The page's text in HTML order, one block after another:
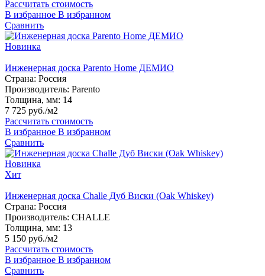
Рассчитать стоимость
В избранное В избранном
Сравнить
Новинка
Инженерная доска Parento Home ДЕМИО
Страна: Россия
Производитель: Parento
Толщина, мм: 14
7 725 руб./м2
Рассчитать стоимость
В избранное В избранном
Сравнить
Новинка
Хит
Инженерная доска Challe Дуб Виски (Oak Whiskey)
Страна: Россия
Производитель: CHALLE
Толщина, мм: 13
5 150 руб./м2
Рассчитать стоимость
В избранное В избранном
Сравнить